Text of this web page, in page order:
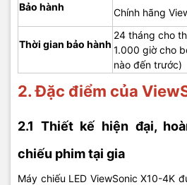
Bảo hành
Chính hãng
Thời gian bảo hành
24 tháng cho
1.000 giờ cho
nào đến trước)
2. Đặc điểm của
2.1 Thiết kế hiện đại,
chiếu phim tại gia
Máy chiếu LED ViewSonic X10-4K